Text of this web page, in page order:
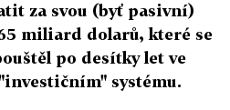
za svou (byť pasivní)
miliard dolarů, které se
po desítky let ve
systému.